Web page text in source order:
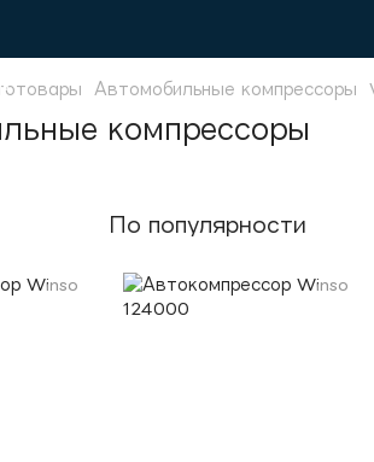
Автомобильные компрессоры
компрессоры
По популярности